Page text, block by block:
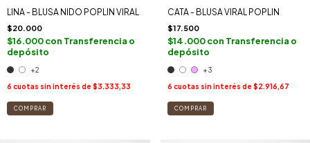
LINA - BLUSA NIDO POPLIN VIRAL
$20.000
$16.000con Transferencia o
depósito
+2
6 cuotas sin interés de $3.333,33
COMPRAR
CATA - BLUSA VIRAL POPLIN
$17.500
$14.000con Transferencia o
depósito
+3
6 cuotas sin interés de $2.916,67
COMPRAR